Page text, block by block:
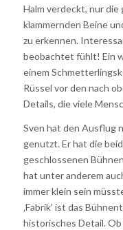
Halm verdeckt, nur
klammernden Beine
zu erkennen.
beobachtet fühlt! Ein
einem
Rüssel vor den nach
Details, die viele
Sven hat den Ausflug
genutzt. Er hat die
geschlossenen
hat unter anderem
immer klein sein
‚Fabrik‘ ist das
historisches Detail.